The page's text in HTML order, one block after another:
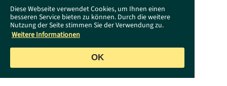
Diese Webseite verwendet Cookies, um Ihnen einen
besseren Service bieten zu können. Durch die weitere
Nutzung der Seite stimmen Sie der Verwendung zu.
Weitere Informationen
OK